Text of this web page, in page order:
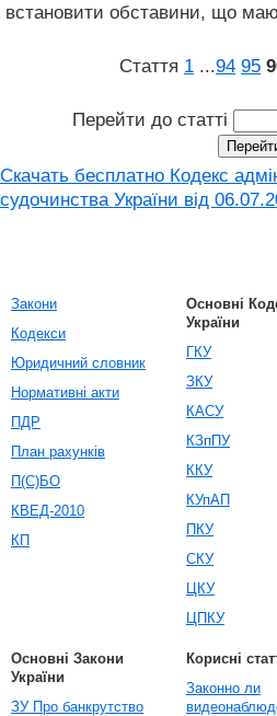
встановити обставини, що
Стаття 1 ...94 95
Перейти до статті
Скачать бесплатно Кодекс
судочинства України від
Закони
Кодекси
Юридичний словник
Нормативні акти
ПДР
План рахунків
П(С)БО
КВЕД-2010
КП
Основні
України
ГКУ
ЗКУ
КАСУ
КЗпПУ
ККУ
КУпАП
ПКУ
СКУ
ЦКУ
ЦПКУ
Основні Закони
України
ЗУ Про банкрутство
Корисні
Законно ли